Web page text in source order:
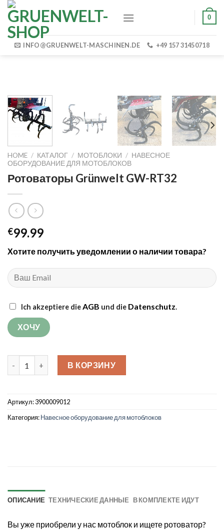
Skip
content
0
INFO@GRUENWELT-MASCHINEN.DE +49 157 31450718
HOME / КАТАЛОГ / МОТОБЛОКИ / НАВЕСНОЕ
ОБОРУДОВАНИЕ ДЛЯ МОТОБЛОКОВ
Ротоваторы Grünwelt GW-RT32
€99.99
Хотите получить уведомлении о наличии товара?
Ich akzeptiere dieAGB und die Datenschutz.
Количество товара Ротоваторы Grünwelt GW-RT32
В КОРЗИНУ
Артикул:3900009012
Категория:Навесное оборудование для мотоблоков
ОПИСАНИЕ ТЕХНИЧЕСКИЕ ДАННЫЕ В КОМПЛЕКТЕ ИДУТ
Вы уже приобрели у нас мотоблок и ищете ротоватор?